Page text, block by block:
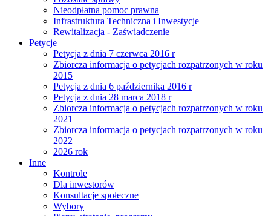
Nieodpłatna pomoc prawna
Infrastruktura Techniczna i Inwestycje
Rewitalizacja - Zaświadczenie
Petycje
Petycja z dnia 7 czerwca 2016 r
Zbiorcza informacja o petycjach rozpatrzonych w roku
2015
Petycja z dnia 6 października 2016 r
Petycja z dnia 28 marca 2018 r
Zbiorcza informacja o petycjach rozpatrzonych w roku
2021
Zbiorcza informacja o petycjach rozpatrzonych w roku
2022
2026 rok
Inne
Kontrole
Dla inwestorów
Konsultacje społeczne
Wybory